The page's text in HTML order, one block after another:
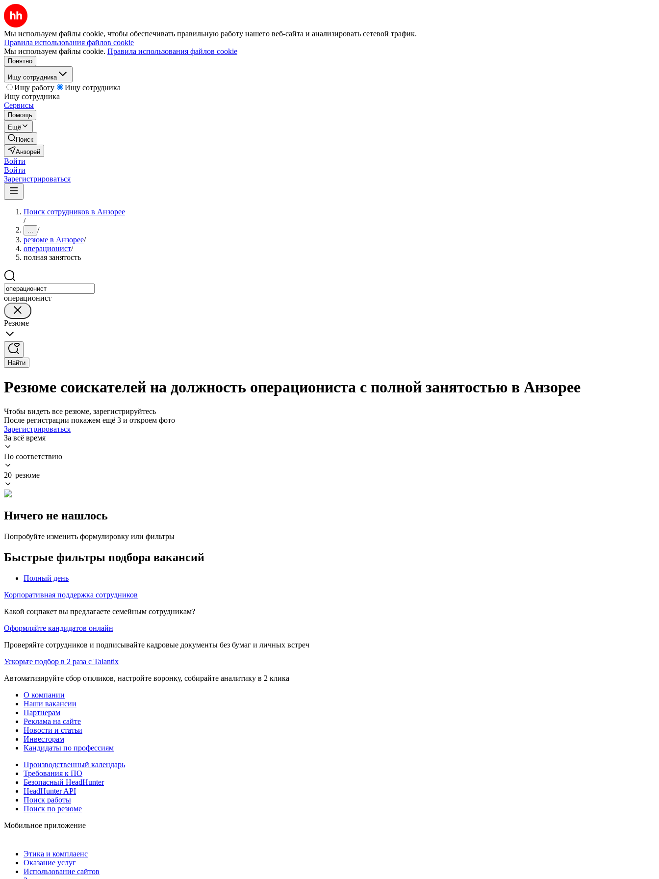
Мы используем файлы cookie, чтобы обеспечивать правильную работу нашего веб-сайта и анализировать сетевой трафик.
Правила использования файлов cookie
Мы используем файлы cookie. Правила использования файлов cookie
Понятно
Ищу сотрудника
Ищу работу
Ищу сотрудника
Ищу сотрудника
Сервисы
Помощь
Ещё
Поиск
Анзорей
Войти
Войти
Зарегистрироваться
Поиск сотрудников в Анзорее
/
... /
резюме в Анзорее/
операционист/
полная занятость
операционист
Резюме
Найти
Резюме соискателей на должность операциониста с полной занятостью в Анзорее
Чтобы видеть все резюме, зарегистрируйтесь
После регистрации покажем ещё 3 и откроем фото
Зарегистрироваться
За всё время
По соответствию
20 резюме
Ничего не нашлось
Попробуйте изменить формулировку или фильтры
Быстрые фильтры подбора вакансий
Полный день
Корпоративная поддержка сотрудников
Какой соцпакет вы предлагаете семейным сотрудникам?
Оформляйте кандидатов онлайн
Проверяйте сотрудников и подписывайте кадровые документы без бумаг и личных встреч
Ускорьте подбор в 2 раза с Talantix
Автоматизируйте сбор откликов, настройте воронку, собирайте аналитику в 2 клика
О компании
Наши вакансии
Партнерам
Реклама на сайте
Новости и статьи
Инвесторам
Кандидаты по профессиям
Производственный календарь
Требования к ПО
Безопасный HeadHunter
HeadHunter API
Поиск работы
Поиск по резюме
Мобильное приложение
Этика и комплаенс
Оказание услуг
Использование сайтов